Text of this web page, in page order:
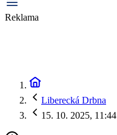
Reklama
Liberecká Drbna
15. 10. 2025, 11:44